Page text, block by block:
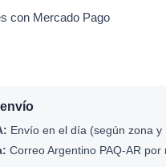
con Mercado Pago
Envío en el día (según zona y
Correo Argentino PAQ-AR por